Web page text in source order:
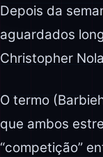
Depois da
aguardados
Christopher
O termo
que ambos
“competição”